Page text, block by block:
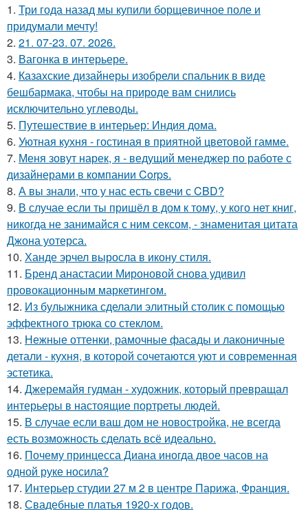
1. Три года назад мы купили борщевичное поле и
придумали мечту!
2. 21. 07-23. 07. 2026.
3. Вагонка в интерьере.
4. Казахские дизайнеры изобрели спальник в виде
бешбармака, чтобы на природе вам снились
исключительно углеводы.
5. Путешествие в интерьер: Индия дома.
6. Уютная кухня - гостиная в приятной цветовой гамме.
7. Меня зовут нарек, я - ведущий менеджер по работе с
дизайнерами в компании Corps.
8. А вы знали, что у нас есть свечи с CBD?
9. В случае если ты пришёл в дом к тому, у кого нет книг,
никогда не занимайся с ним сексом, - знаменитая цитата
Джона уотерса.
10. Ханде эрчел выросла в икону стиля.
11. Бренд анастасии Мироновой снова удивил
провокационным маркетингом.
12. Из булыжника сделали элитный столик с помощью
эффектного трюка со стеклом.
13. Нежные оттенки, рамочные фасады и лаконичные
детали - кухня, в которой сочетаются уют и современная
эстетика.
14. Джеремайя гудман - художник, который превращал
интерьеры в настоящие портреты людей.
15. В случае если ваш дом не новостройка, не всегда
есть возможность сделать всё идеально.
16. Почему принцесса Диана иногда двое часов на
одной руке носила?
17. Интерьер студии 27 м 2 в центре Парижа, Франция.
18. Свадебные платья 1920-х годов.